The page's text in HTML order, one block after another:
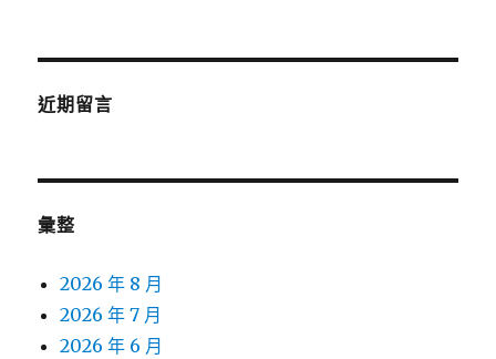
近期留言
彙整
2026 年 8 月
2026 年 7 月
2026 年 6 月